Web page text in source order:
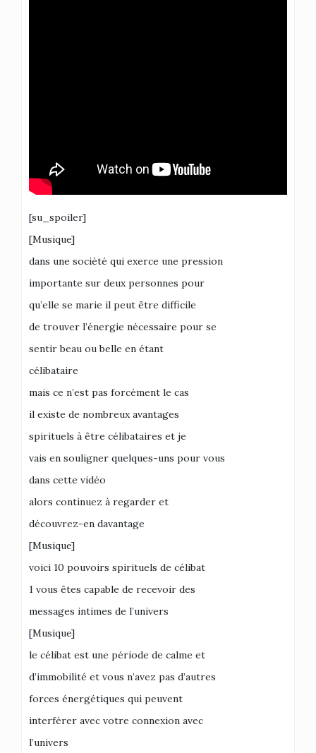
[su_spoiler]
[Musique]
dans une société qui exerce une pression
importante sur deux personnes pour
qu’elle se marie il peut être difficile
de trouver l’énergie nécessaire pour se
sentir beau ou belle en étant
célibataire
mais ce n’est pas forcément le cas
il existe de nombreux avantages
spirituels à être célibataires et je
vais en souligner quelques-uns pour vous
dans cette vidéo
alors continuez à regarder et
découvrez-en davantage
[Musique]
voici 10 pouvoirs spirituels de célibat
1 vous êtes capable de recevoir des
messages intimes de l’univers
[Musique]
le célibat est une période de calme et
d’immobilité et vous n’avez pas d’autres
forces énergétiques qui peuvent
interférer avec votre connexion avec
l’univers